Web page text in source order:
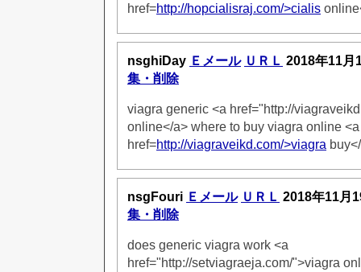
href=http://hopcialisraj.com/>cialis
nsghiDay Ｅメール ＵＲＬ 2018年11月
集・削除
viagra generic <a href="http://
online</a> where to buy viagra online <a
href=http://viagraveikd.com/>viagra
nsgFouri Ｅメール ＵＲＬ 2018年11月
集・削除
does generic viagra work <a
href="http://setviagraeja.com/">viagra